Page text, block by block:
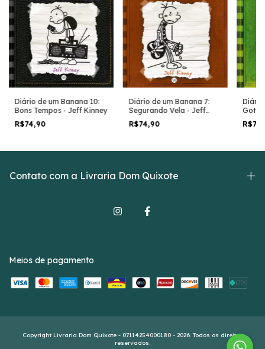
Diário de um Banana 10:
Bons Tempos - Jeff Kinney
R$74,90
Diário de um Banana 7:
Segurando Vela - Jeff
Kinney
R$74,90
Diário
Gota
Contato com a Livraria Dom Quixote
Meios de pagamento
Copyright Livraria Dom Quixote - 07114254000180 - 2026. Todos os direitos
reservados.